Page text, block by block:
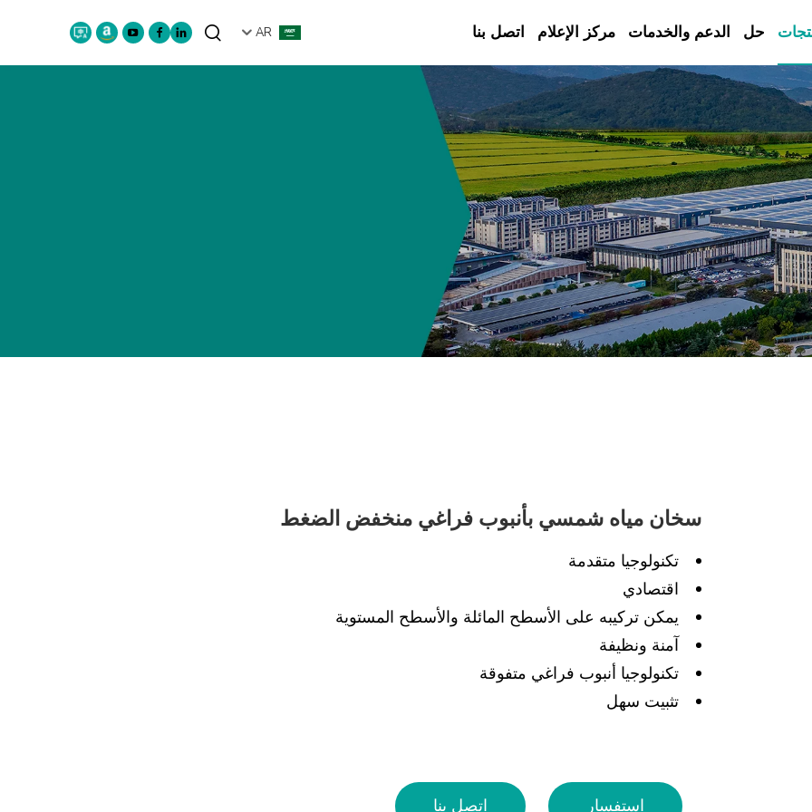
حل الدعم والخدمات مركز الإعلام اتصل بنا AR
سخان مياه شمسي بأنبوب فراغي منخفض الضغط
تكنولوجيا متقدمة
اقتصادي
يمكن تركيبه على الأسطح المائلة والأسطح المستوية
آمنة ونظيفة
تكنولوجيا أنبوب فراغي متفوقة
تثبيت سهل
استفسار اتصل بنا